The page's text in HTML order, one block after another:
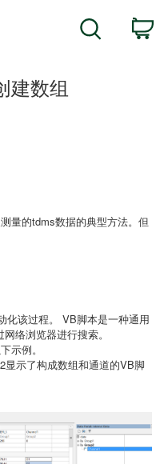
Search
建数组
量的tdms数据的典型方法。但
化该过程。 VB脚本是一种通用
络浏览器进行搜索。
示例。
显示了构成数组和通道的VB脚